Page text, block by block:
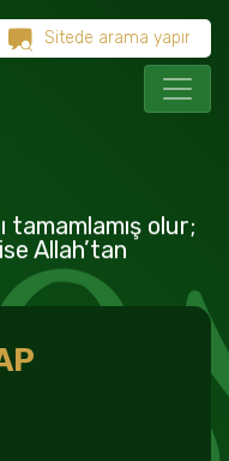
tamamlamış olur;
Allah’tan